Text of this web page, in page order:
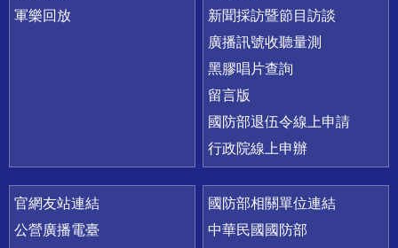
軍樂回放
新聞採訪暨節目訪談
廣播訊號收聽量測
黑膠唱片查詢
留言版
國防部退伍令線上申請
行政院線上申辦
官網友站連結
公營廣播電臺
國防部相關單位連結
中華民國國防部